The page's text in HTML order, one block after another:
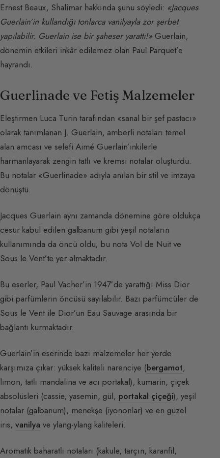
Ernest Beaux, Shalimar hakkında şunu söyledi: «Jacques
Guerlain’in kullandığı tonlarca vanilyayla zor şerbet
yapılabilir. Guerlain ise bir şaheser yarattı!» Guerlain,
dönemin etkileri inkâr edilemez olan Paul Parquet’e
hayrandı.
Guerlinade ve Fetiş Malzemeler
Eleştirmen Luca Turin tarafından «sanal bir şef pastacı»
olarak tanımlanan J. Guerlain, amberli notaları temel
alan amcası ve selefi Aimé Guerlain’inkilerle
harmanlayarak zengin tatlı ve kremsi notalar oluşturdu.
Bu notalar «Guerlinade» adıyla anılan bir stil ve imzaya
dönüştü.
Jacques Guerlain aynı zamanda dönemine göre oldukça
cesur kabul edilen galbanum gibi yeşil notaların
kullanımında da öncü oldu; bu nota Vol de Nuit ve
Sous le Vent’te yer almaktadır.
Bu eserler, Paul Vacher’in 1947’de yarattığı Miss Dior
gibi parfümlerin öncüsü sayılabilir. Bazı parfümcüler de
Sous le Vent ile Dior’un Eau Sauvage arasında bir
bağlantı kurmaktadır.
Guerlain’in eserinde bazı malzemeler her yerde
karşımıza çıkar: yüksek kaliteli narenciye (bergamot,
limon, tatlı mandalina ve acı portakal), kumarin, çiçek
absolüsleri (cassie, yasemin, gül, portakal çiçeği), yeşil
notalar (galbanum), menekşe (iyononlar) ve en güzel
iris, vanilya ve ylang-ylang kaliteleri.
Aromatik baharatlı notaları (kakule, tarçın, karanfil,